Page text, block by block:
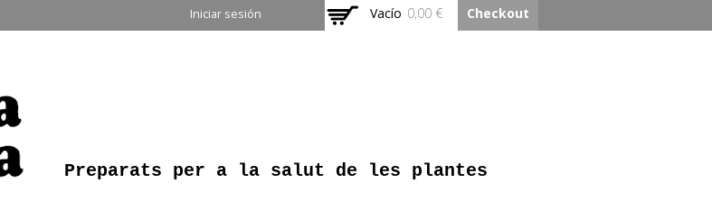
contenido
Iniciar sesión Vacío 0,00 € Checkout
Preparats per a la salut de les plantes